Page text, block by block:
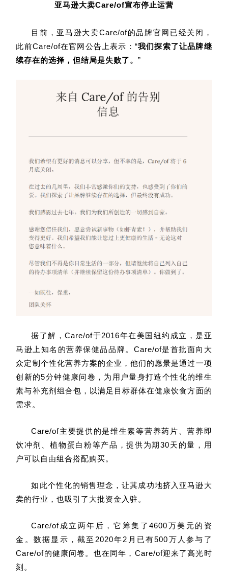
亚马逊大卖Care/of宣布停止运营
目前，亚马逊大卖Care/of的品牌官网已经关闭，
此前Care/of在官网公告上表示：“我们探索了让品牌继
续存在的选择，但结局是失败了。”
据了解，Care/of于2016年在美国纽约成立，是亚
马逊上知名的营养保健品品牌。Care/of是首批面向大
众定制个性化营养方案的企业，他们的愿景是通过一项
创新的5分钟健康问卷，为用户量身打造个性化的维生
素与补充剂组合包，以满足目标群体在健康饮食方面的
需求。
Care/of主要提供的是维生素等营养药片、营养即
饮冲剂、植物蛋白粉等产品，提供为期30天的量，用
户可以自由组合搭配购买。
如此个性化的销售理念，让其成功地挤入亚马逊大
卖的行业，也吸引了大批资金入驻。
Care/of成立两年后，它筹集了4600万美元的资
金。数据显示，截至2020年2月已有500万人参与了
Care/of的健康问卷。也在同年，Care/of迎来了高光时
刻。